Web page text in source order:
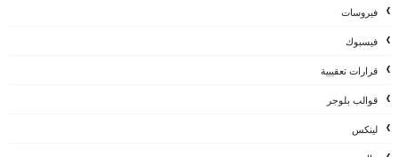
فيروسات
فيسبوك
قرارات تعقيبية
قوالب بلوجر
لينكس